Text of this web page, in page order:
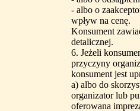
- albo o
wpływ na cenę.
Konsument
detalicznej.
6. Jeżeli
przyczyny
konsument jest
a) albo do
organizator lub
oferowana